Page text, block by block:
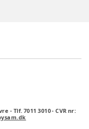
- Tlf. 7011 3010-CVR nr: